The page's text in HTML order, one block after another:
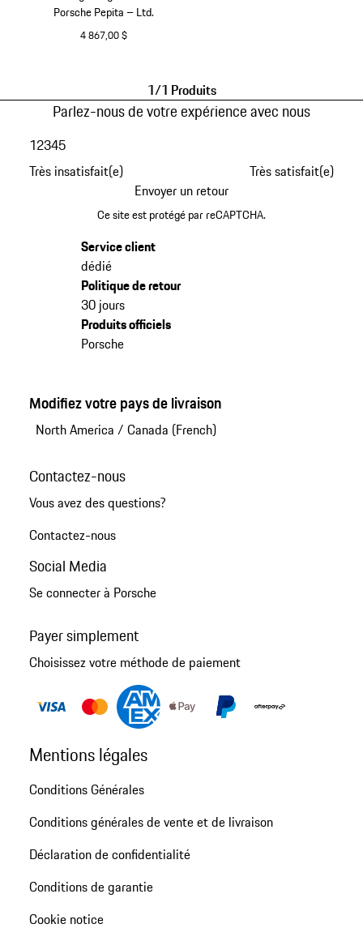
Porsche Pepita – Ltd.
4 867,00 $
1/1 Produits
Parlez-nous de votre expérience avec nous
Très insatisfait(e)
12345
Très satisfait(e)
Envoyer un retour
Ce site est protégé par reCAPTCHA.
Service client
dédié
Politique de retour
30 jours
Produits officiels
Porsche
Modifiez votre pays de livraison
North America / Canada (French)
Contactez-nous
Vous avez des questions?
Contactez-nous
Social Media
Se connecter à Porsche
Payer simplement
Choisissez votre méthode de paiement
Mentions légales
Conditions Générales
Conditions générales de vente et de livraison
Déclaration de confidentialité
Conditions de garantie
Cookie notice